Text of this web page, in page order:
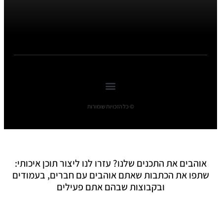
© כל הזכויות שומורות
אוהבים את התכנים שלנו? עזרו לנו ליצור תוכן איכותי:
שתפו את הכתבות שאתם אוהבים עם חברים, בעמודים
ובקבוצות שבהם אתם פעילים